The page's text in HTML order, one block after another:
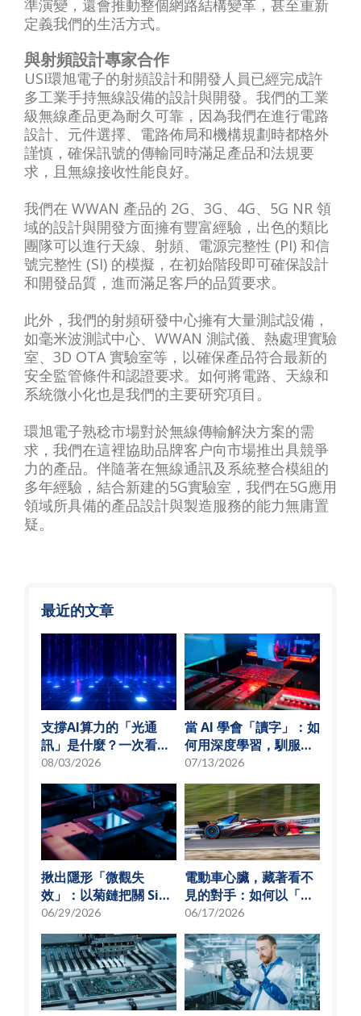
準演變，還會推動整個網路結構變革，甚至重新
定義我們的生活方式。
與射頻設計專家合作
USI環旭電子的射頻設計和開發人員已經完成許
多工業手持無線設備的設計與開發。我們的工業
級無線產品更為耐久可靠，因為我們在進行電路
設計、元件選擇、電路佈局和機構規劃時都格外
謹慎，確保訊號的傳輸同時滿足產品和法規要
求，且無線接收性能良好。
我們在 WWAN 產品的 2G、3G、4G、5G NR 領
域的設計與開發方面擁有豐富經驗，出色的類比
團隊可以進行天線、射頻、電源完整性 (PI) 和信
號完整性 (SI) 的模擬，在初始階段即可確保設計
和開發品質，進而滿足客戶的品質要求。
此外，我們的射頻研發中心擁有大量測試設備，
如毫米波測試中心、WWAN 測試儀、熱處理實驗
室、3D OTA 實驗室等，以確保產品符合最新的
安全監管條件和認證要求。如何將電路、天線和
系統微小化也是我們的主要研究項目。
環旭電子熟稔市場對於無線傳輸解決方案的需
求，我們在這裡協助品牌客户向市場推出具競爭
力的產品。伴隨著在無線通訊及系統整合模組的
多年經驗，結合新建的5G實驗室，我們在5G應用
領域所具備的產品設計與製造服務的能力無庸置
疑。
最近的文章
支撐AI算力的「光通
訊」是什麼？一次看懂
矽光子與光通訊模組發
展趨勢
08/03/2026
當 AI 學會「讀字」：如
何用深度學習，馴服
SMT 產線的誤報風暴
07/13/2026
揪出隱形「微觀失
效」：以菊鏈把關 SiP
可靠度測試
06/29/2026
電動車心臟，藏著看不
見的對手：如何以「物
理模型化」破解損耗難
題？
06/17/2026